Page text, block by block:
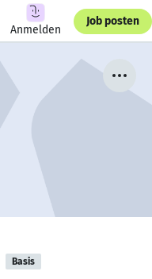
Anmelden
Job posten
Basis